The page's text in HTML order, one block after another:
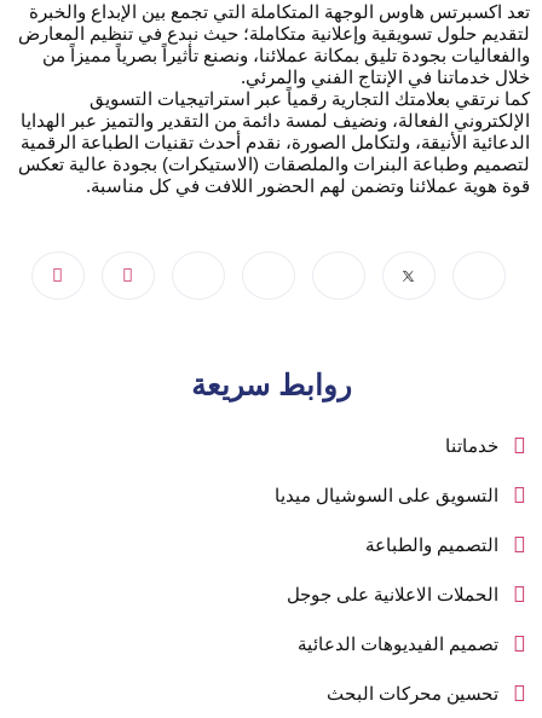
تعد اكسبرتس هاوس الوجهة المتكاملة التي تجمع بين الإبداع والخبرة
لتقديم حلول تسويقية وإعلانية متكاملة؛ حيث نبدع في تنظيم المعارض
والفعاليات بجودة تليق بمكانة عملائنا، ونصنع تأثيراً بصرياً مميزاً من
خلال خدماتنا في الإنتاج الفني والمرئي.
كما نرتقي بعلامتك التجارية رقمياً عبر استراتيجيات التسويق
الإلكتروني الفعالة، ونضيف لمسة دائمة من التقدير والتميز عبر الهدايا
الدعائية الأنيقة، ولتكامل الصورة، نقدم أحدث تقنيات الطباعة الرقمية
لتصميم وطباعة البنرات والملصقات (الاستيكرات) بجودة عالية تعكس
قوة هوية عملائنا وتضمن لهم الحضور اللافت في كل مناسبة.
روابط سريعة
خدماتنا
التسويق على السوشيال ميديا
التصميم والطباعة
الحملات الاعلانية على جوجل
تصميم الفيديوهات الدعائية
تحسين محركات البحث